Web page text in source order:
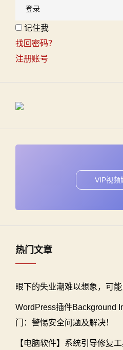
记住我
找回密码？
注册账号
VIP视频
热门文章
眼下的失业潮难以想象，可能
WordPress插件Background
门：警惕安全问题及解决！
【电脑软件】系统引导修复